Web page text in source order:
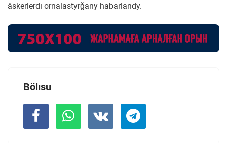
äskerlerdı ornalastyrǧany habarlandy.
Bölısu